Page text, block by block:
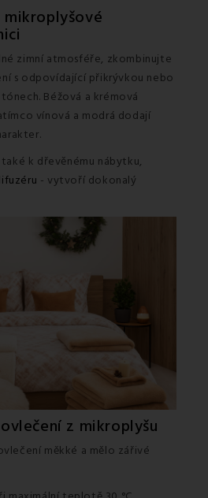
zimní atmosféře, zkombinujte
s odpovídající přikrývkou nebo
Béžová a krémová
vínová a modrá dodají
k dřevěnému nábytku,
- vytvoří dokonalý
z mikroplyšu
měkké a mělo zářivé